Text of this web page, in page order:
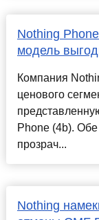
Nothing
модель
Компания
ценового
Phone (4b).
прозрач...
Nothing